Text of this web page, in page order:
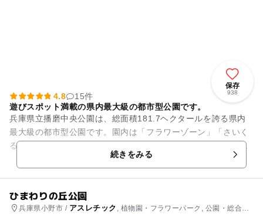
保存
938
4.8
15件
遊びスポット満載の県内最大級の都市型公園です。
兵庫県立播磨中央公園は、総面積181.7ヘクタールを誇る県内
最大級の都市型公園です。園内は「フラワーゾーン」「さいく
るらんどゾーン」「子どもの森ゾーン」「中央広場ゾーン」
「スポーツゾーン」「水辺...続きをみる
ひまわりの丘公園
兵庫県小野市 / アスレチック
, 植物園・フラワーパーク, 公園・総合公